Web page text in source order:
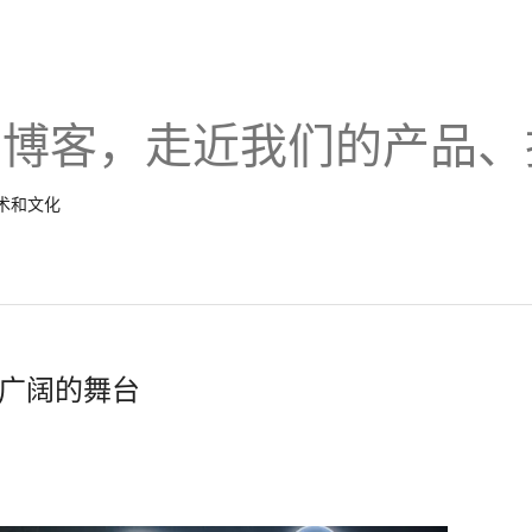
客，走近我们的产品
和文化
阔的舞台